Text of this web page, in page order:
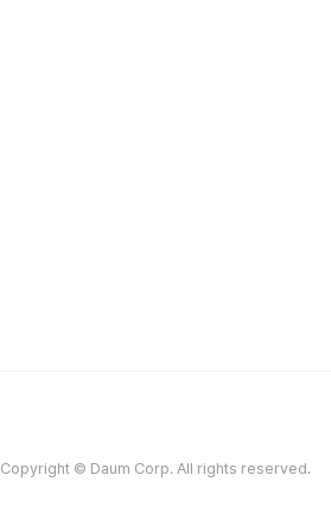
Copyright © Daum Corp. All rights reserved.